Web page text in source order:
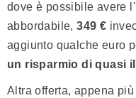
dove è possibile avere
abbordabile,349 €
aggiunto qualche euro
un risparmio di quasi il
Altra offerta, appena